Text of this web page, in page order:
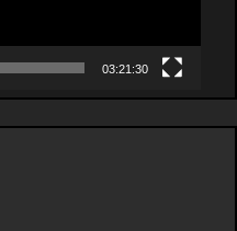
03:21:30